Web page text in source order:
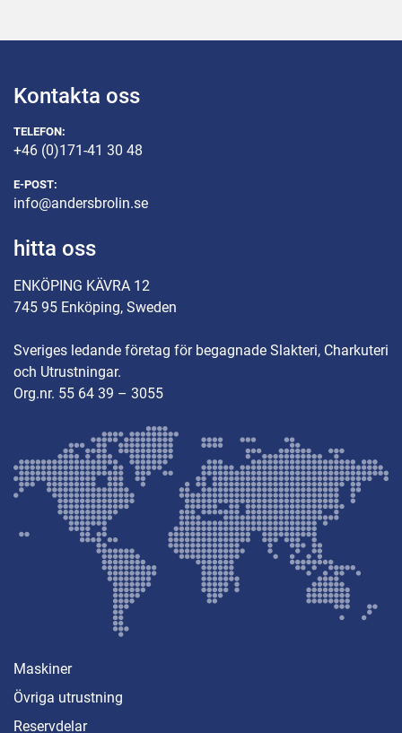
Kontakta oss
TELEFON:
+46 (0)171-41 30 48
E-POST:
info@andersbrolin.se
hitta oss
ENKÖPING KÄVRA 12
745 95 Enköping, Sweden
Sveriges ledande företag för begagnade Slakteri, Charkuteri
och Utrustningar.
Org.nr. 55 64 39 – 3055
Maskiner
Övriga utrustning
Reservdelar